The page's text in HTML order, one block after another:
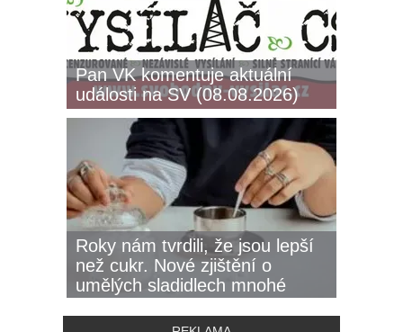
Pan VK komentuje aktuální
události na SV (08.08.2026)
Roky nám tvrdili, že jsou lepší
než cukr. Nové zjištění o
umělých sladidlech mnohé